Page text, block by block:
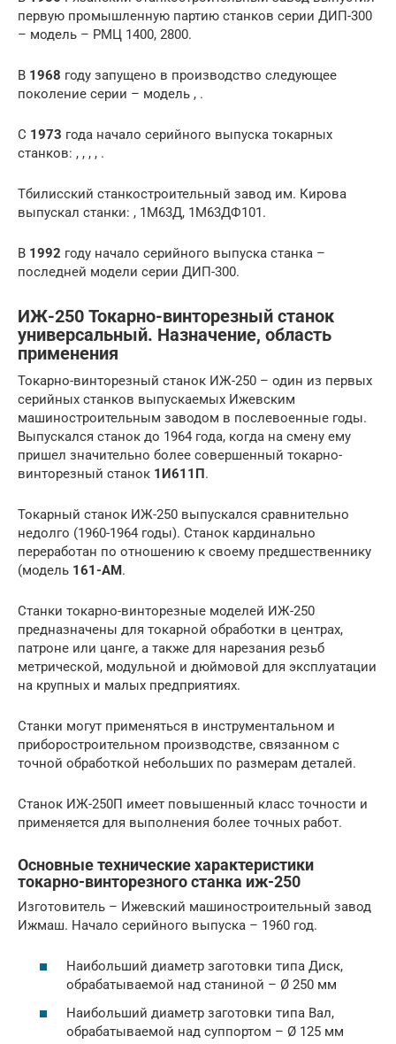
первую промышленную партию станков серии ДИП-300
– модель – РМЦ 1400, 2800.
В 1968 году запущено в производство следующее
поколение серии – модель , .
С 1973 года начало серийного выпуска токарных
станков: , , , , .
Тбилисский станкостроительный завод им. Кирова
выпускал станки: , 1М63Д, 1М63ДФ101.
В 1992 году начало серийного выпуска станка –
последней модели серии ДИП-300.
ИЖ-250 Токарно-винторезный станок
универсальный. Назначение, область
применения
Токарно-винторезный станок ИЖ-250 – один из первых
серийных станков выпускаемых Ижевским
машиностроительным заводом в послевоенные годы.
Выпускался станок до 1964 года, когда на смену ему
пришел значительно более совершенный токарно-
винторезный станок 1И611П.
Токарный станок ИЖ-250 выпускался сравнительно
недолго (1960-1964 годы). Станок кардинально
переработан по отношению к своему предшественнику
(модель 161-АМ.
Станки токарно-винторезные моделей ИЖ-250
предназначены для токарной обработки в центрах,
патроне или цанге, а также для нарезания резьб
метрической, модульной и дюймовой для эксплуатации
на крупных и малых предприятиях.
Станки могут применяться в инструментальном и
приборостроительном производстве, связанном с
точной обработкой небольших по размерам деталей.
Станок ИЖ-250П имеет повышенный класс точности и
применяется для выполнения более точных работ.
Основные технические характеристики
токарно-винторезного станка иж-250
Изготовитель – Ижевский машиностроительный завод
Ижмаш. Начало серийного выпуска – 1960 год.
Наибольший диаметр заготовки типа Диск,
обрабатываемой над станиной – Ø 250 мм
Наибольший диаметр заготовки типа Вал,
обрабатываемой над суппортом – Ø 125 мм